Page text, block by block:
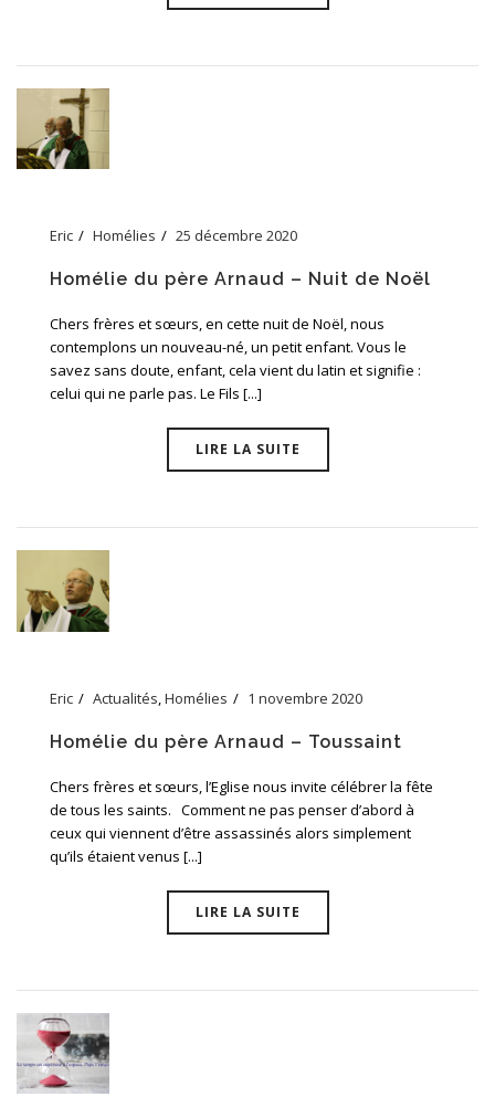
Eric Homélies 25 décembre 2020
Homélie du père Arnaud – Nuit de Noël
Chers frères et sœurs, en cette nuit de Noël, nous
contemplons un nouveau-né, un petit enfant. Vous le
savez sans doute, enfant, cela vient du latin et signifie :
celui qui ne parle pas. Le Fils [...]
LIRE LA SUITE
Eric Actualités Homélies 1 novembre 2020
Homélie du père Arnaud – Toussaint
Chers frères et sœurs, l’Eglise nous invite célébrer la fête
de tous les saints. Comment ne pas penser d’abord à
ceux qui viennent d’être assassinés alors simplement
qu’ils étaient venus [...]
LIRE LA SUITE